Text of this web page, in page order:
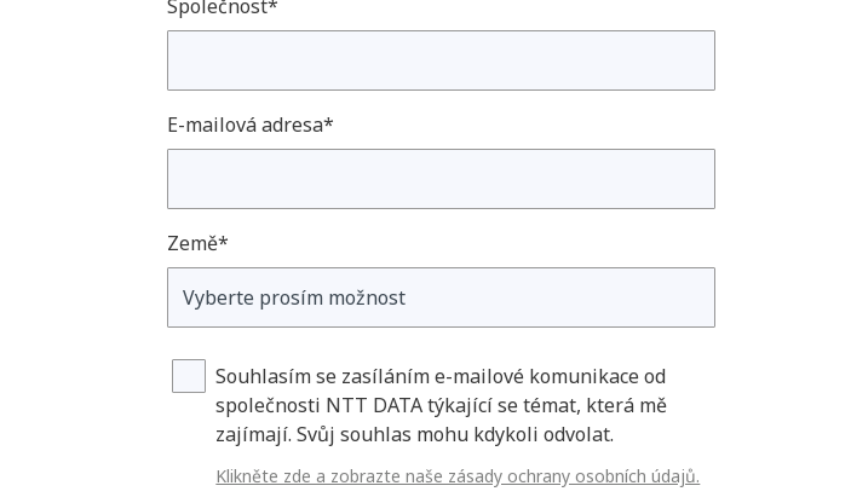
Společnost*
E-mailová adresa*
Země*
Souhlasím se zasíláním e-mailové komunikace od
společnosti NTT DATA týkající se témat, která mě
zajímají. Svůj souhlas mohu kdykoli odvolat.
Klikněte zde a zobrazte naše zásady ochrany osobních údajů.